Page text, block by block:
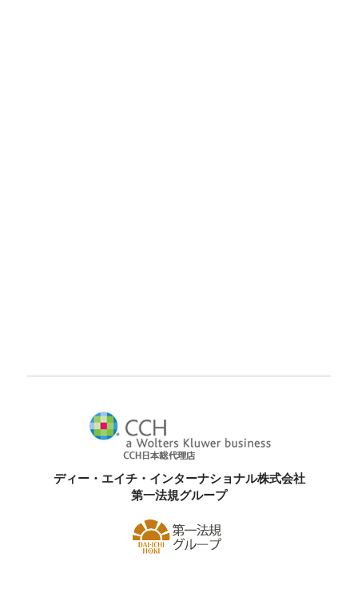
ディー・エイチ・インターナショナル株式会社
第一法規グループ